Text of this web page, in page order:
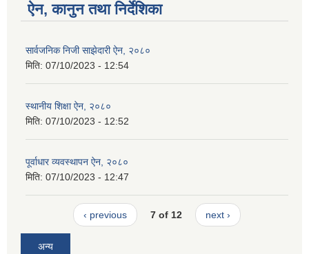
ऐन, कानुन तथा निर्देशिका
सार्वजनिक निजी साझेदारी ऐन, २०८०
मिति: 07/10/2023 - 12:54
स्थानीय शिक्षा ऐन, २०८०
मिति: 07/10/2023 - 12:52
पूर्वाधार व्यवस्थापन ऐन, २०८०
मिति: 07/10/2023 - 12:47
‹ previous 7 of 12 next ›
अन्य